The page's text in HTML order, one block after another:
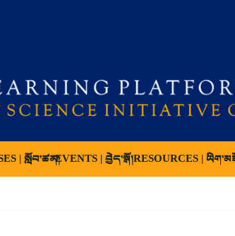
| སློབ་ཚན།EVENTS | བྱེད་སྒོ།RESOURCES |